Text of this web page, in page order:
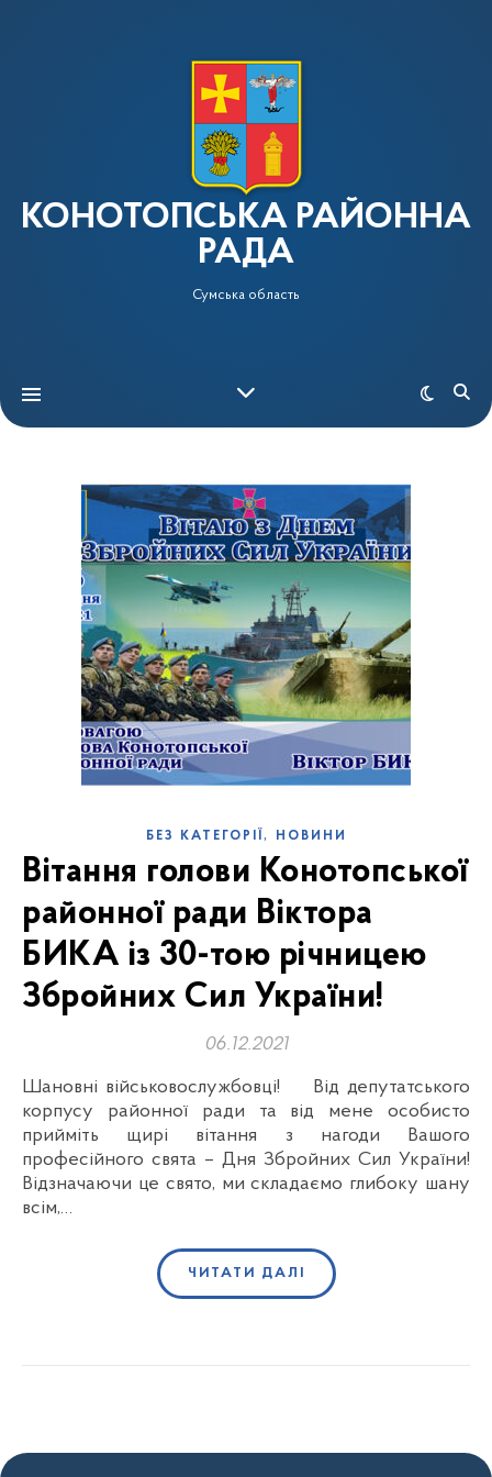
КОНОТОПСЬКА РАЙОННА
РАДА
Сумська область
БЕЗ КАТЕГОРІЇ , НОВИНИ
Вітання голови Конотопської
районної ради Віктора
БИКА із 30-тою річницею
Збройних Сил України!
06.12.2021
Шановні військовослужбовці! Від депутатського
корпусу районної ради та від мене особисто
прийміть щирі вітання з нагоди Вашого
професійного свята – Дня Збройних Сил України!
Відзначаючи це свято, ми складаємо глибоку шану
всім,…
ЧИТАТИ ДАЛІ